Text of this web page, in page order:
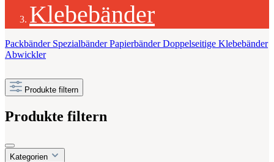
Klebebänder
Packbänder Spezialbänder Papierbänder Doppelseitige Klebebänder
Abwickler
Produkte filtern
Produkte filtern
Kategorien